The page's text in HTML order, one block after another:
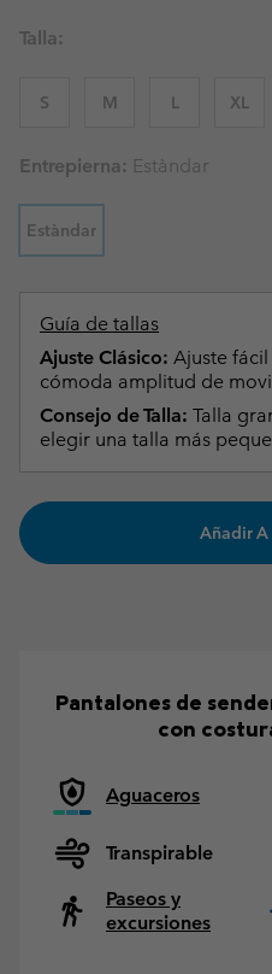
Talla:
S M L XL
Entrepierna: Estàndar
Estàndar
Guía de tallas
Ajuste Clásico: Ajuste
cómoda amplitud de
Consejo de Talla: Talla
elegir una talla más
Añadir A
Pantalones de
con
Aguaceros
Transpirable
Paseos y
excursiones